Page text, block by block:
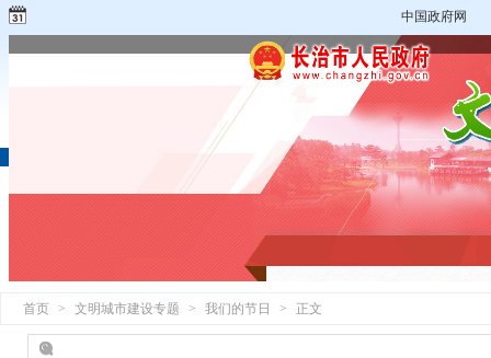
中国政府网
首页 > 文明城市建设专题 > 我们的节日 > 正文